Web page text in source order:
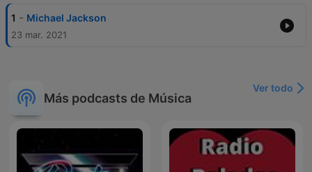
1 - Michael Jackson
23 mar. 2021
Más podcasts de Música
Ver todo